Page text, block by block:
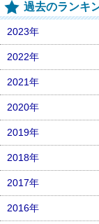
過去のランキ
2023年
2022年
2021年
2020年
2019年
2018年
2017年
2016年